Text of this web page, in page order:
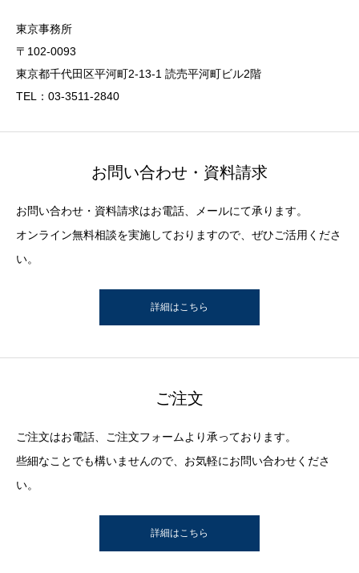
東京事務所
〒102-0093
東京都千代田区平河町2-13-1 読売平河町ビル2階
TEL：03-3511-2840
お問い合わせ・資料請求
お問い合わせ・資料請求はお電話、メールにて承ります。
オンライン無料相談を実施しておりますので、ぜひご活用くださ
い。
詳細はこちら
ご注文
ご注文はお電話、ご注文フォームより承っております。
些細なことでも構いませんので、お気軽にお問い合わせくださ
い。
詳細はこちら